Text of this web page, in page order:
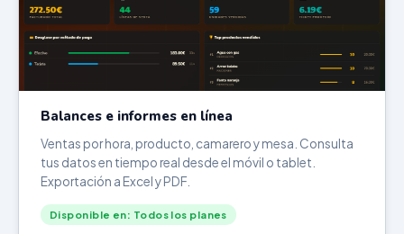
Balances e informes en línea
Ventas por hora, producto, camarero y mesa. Consulta
tus datos en tiempo real desde el móvil o tablet.
Exportación a Excel y PDF.
Disponible en: Todos los planes